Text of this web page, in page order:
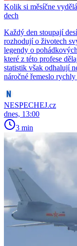
Kolik si měsíčne
dech
Každý den stoupají
rozhodují o životech
legendy o
které z této profese
statistik však odhalují
náročné řemeslo
NESPECHEJ.cz
dnes, 13:00
3 min